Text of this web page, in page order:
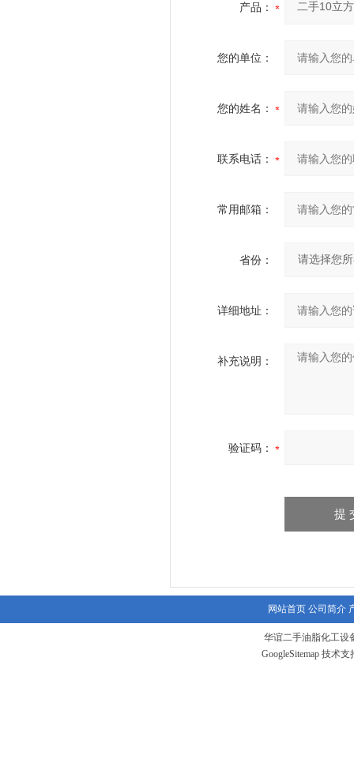
产品：
您的单位：
您的姓名：
联系电话：
常用邮箱：
省份：
详细地址：
补充说明：
验证码：
网站首页 公司简介
华谊二手油脂化工设
GoogleSitemap 技术支